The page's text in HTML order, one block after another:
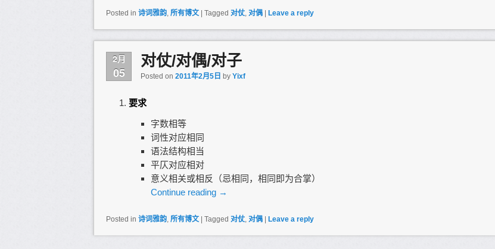
Posted in 诗词雅韵 所有博文 | Tagged 对仗 对偶 | Leave a reply
2月
05
对仗/对偶/对子
Posted on 2011年2月5日 by Yixf
要求
字数相等
词性对应相同
语法结构相当
平仄对应相对
意义相关或相反（忌相同，相同即为合掌）
Continue reading →
Posted in 诗词雅韵 所有博文 | Tagged 对仗 对偶 | Leave a reply